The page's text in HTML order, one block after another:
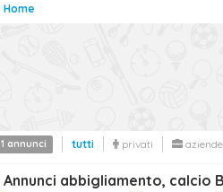
Home
tutti privati aziende
1 annunci
Annunci abbigliamento, calcio